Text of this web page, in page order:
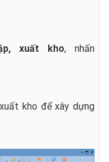
xuất kho, nhấn
kho để xây dựng